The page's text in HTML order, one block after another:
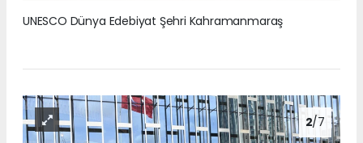
UNESCO Dünya Edebiyat Şehri Kahramanmaraş
2/7